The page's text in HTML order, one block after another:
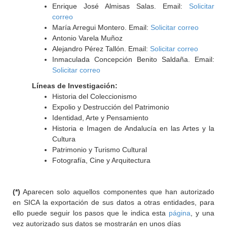
Enrique José Almisas Salas. Email: Solicitar
correo
María Arregui Montero. Email: Solicitar correo
Antonio Varela Muñoz
Alejandro Pérez Tallón. Email: Solicitar correo
Inmaculada Concepción Benito Saldaña. Email:
Solicitar correo
Líneas de Investigación:
Historia del Coleccionismo
Expolio y Destrucción del Patrimonio
Identidad, Arte y Pensamiento
Historia e Imagen de Andalucía en las Artes y la
Cultura
Patrimonio y Turismo Cultural
Fotografía, Cine y Arquitectura
(*) Aparecen solo aquellos componentes que han autorizado
en SICA la exportación de sus datos a otras entidades, para
ello puede seguir los pasos que le indica esta página , y una
vez autorizado sus datos se mostrarán en unos días